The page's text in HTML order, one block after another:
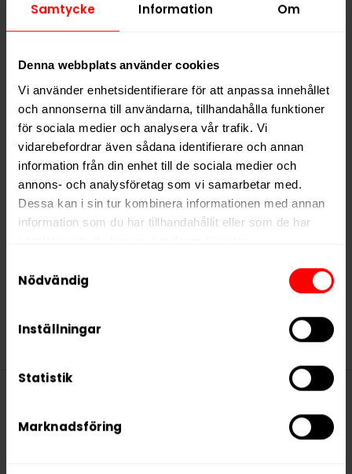
Samtycke Information Om
Denna webbplats använder cookies
Vi använder enhetsidentifierare för att anpassa innehållet
och annonserna till användarna, tillhandahålla funktioner
för sociala medier och analysera vår trafik. Vi
vidarebefordrar även sådana identifierare och annan
information från din enhet till de sociala medier och
annons- och analysföretag som vi samarbetar med.
Dessa kan i sin tur kombinera informationen med annan
information som du har tillhandahållit eller som de har
We work with
who may receive and
Nödvändig
Inställningar
Statistik
Marknadsföring
ZYN Red Fruits Slim
9mg
919,90 kr
ZYN Cactus Spice
Slim 9mg
919,90 kr
Denna produkt innehåller
nikotin som är ett mycket